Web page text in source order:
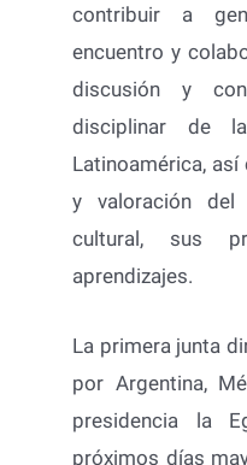
contribuir a
encuentro y
discusión y
disciplinar de
Latinoamérica,
y valoración
cultural, sus
aprendizajes.
La primera junta
por Argentina,
presidencia la
próximos días